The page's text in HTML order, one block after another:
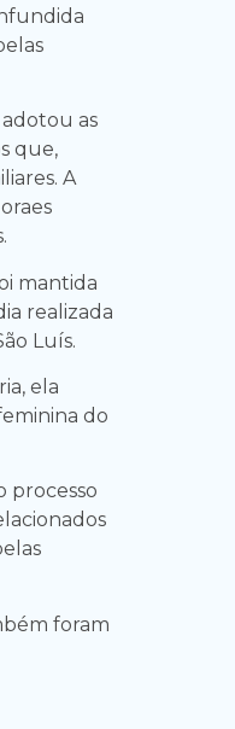
as
que,
A
mantida
realizada
Luís.
ela
do
processo
foram